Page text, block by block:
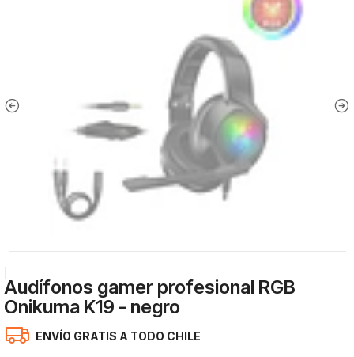
Audífonos gamer profesional RGB
Onikuma K19 - negro
ENVÍO GRATIS A TODO CHILE